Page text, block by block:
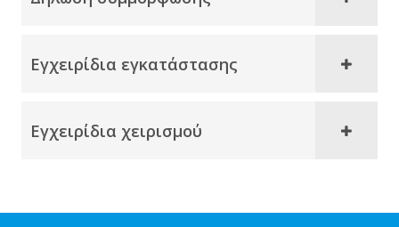
Εγχειρίδια εγκατάστασης
Εγχειρίδια χειρισμού